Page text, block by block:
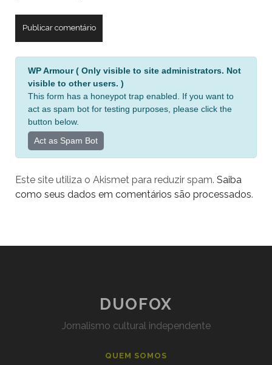
v
WP Armour ( Only visible to site administrators. Not
visible to other users. )
This form has a honeypot trap enabled. If you want to
act as spam bot for testing purposes, please click the
button below.
Act as Spam Bot
Este site utiliza o Akismet para reduzir spam. Saiba
como seus dados em comentários são processados.
DUOFOX
Jornalismo cultural independente
QUEM SOMOS